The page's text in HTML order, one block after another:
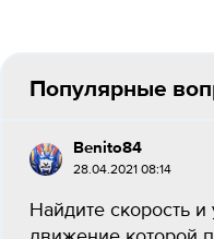
Популярные
Benito84
28.04.2021 08:14
Найдите скорость